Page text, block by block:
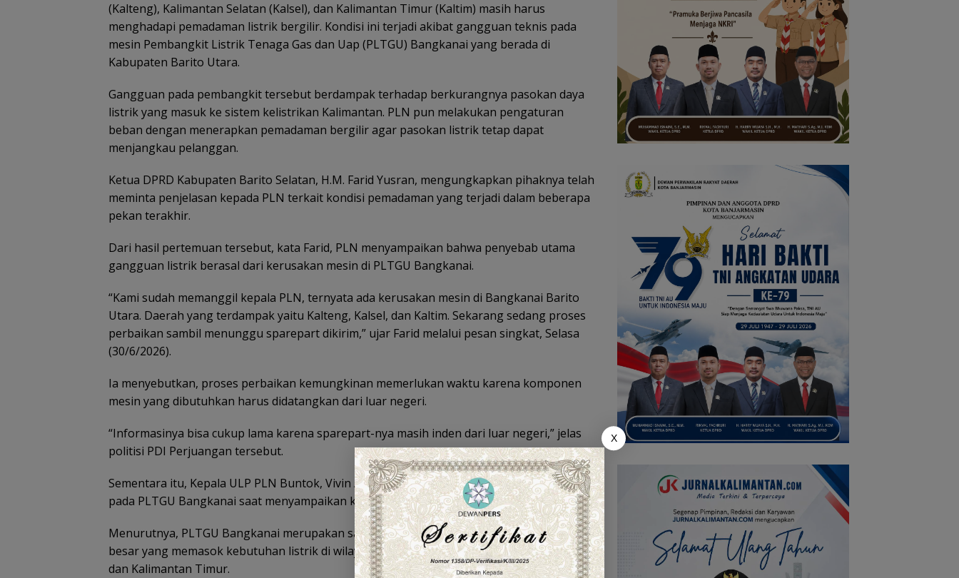
(Kalteng), Kalimantan Selatan (Kalsel), dan Kalimantan Timur (Kaltim) masih harus
menghadapi pemadaman listrik bergilir. Kondisi ini terjadi akibat gangguan teknis pada
mesin Pembangkit Listrik Tenaga Gas dan Uap (PLTGU) Bangkanai yang berada di
Kabupaten Barito Utara.
Gangguan pada pembangkit tersebut berdampak terhadap berkurangnya pasokan daya
listrik yang masuk ke sistem kelistrikan Kalimantan. PLN pun melakukan pengaturan
beban dengan menerapkan pemadaman bergilir agar pasokan listrik tetap dapat
menjangkau pelanggan.
Ketua DPRD Kabupaten Barito Selatan, H.M. Farid Yusran, mengungkapkan pihaknya telah
meminta penjelasan kepada PLN terkait kondisi pemadaman yang terjadi dalam beberapa
pekan terakhir.
Dari hasil pertemuan tersebut, kata Farid, PLN menyampaikan bahwa penyebab utama
gangguan listrik berasal dari kerusakan mesin di PLTGU Bangkanai.
“Kami sudah memanggil kepala PLN, ternyata ada kerusakan mesin di Bangkanai Barito
Utara. Daerah yang terdampak yaitu Kalteng, Kalsel, dan Kaltim. Sekarang sedang proses
perbaikan sambil menunggu sparepart dikirim,” ujar Farid melalui pesan singkat, Selasa
(30/6/2026).
Ia menyebutkan, proses perbaikan kemungkinan memerlukan waktu karena komponen
mesin yang dibutuhkan harus didatangkan dari luar negeri.
“Informasinya bisa cukup lama karena sparepart-nya masih inden dari luar negeri,” jelas
politisi PDI Perjuangan tersebut.
Sementara itu, Kepala ULP PLN Buntok, Vivin Aprianor, membenarkan adanya gangguan
pada PLTGU Bangkanai saat menyampaikan keterangan pers, Selasa (30/6/2026).
Menurutnya, PLTGU Bangkanai merupakan salah satu pembangkit dengan kapasitas
besar yang memasok kebutuhan listrik di wilayah Kalimantan Tengah, Kalimantan Selatan,
dan Kalimantan Timur.
X